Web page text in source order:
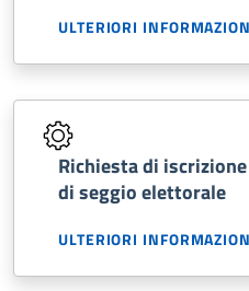
ULTERIORI
Richiesta di
di seggio elettorale
ULTERIORI